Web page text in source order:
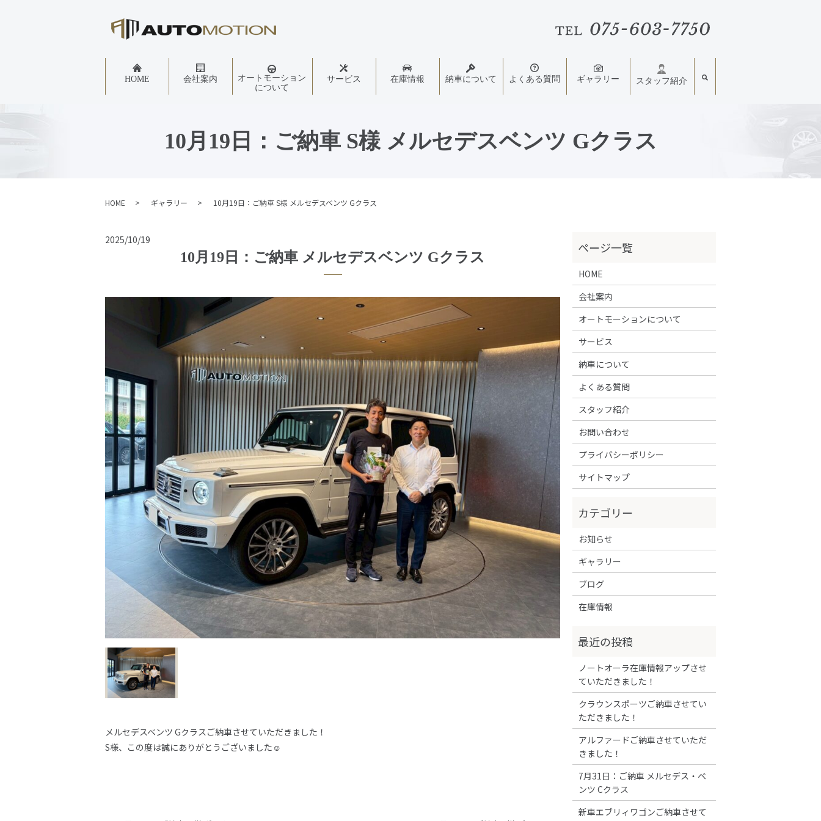
HOME 会社案内
オートモーション
について
サービス 在庫情報 納車について よくある質問 ギャラリー スタッフ紹介
10月19日：ご納車 S様 メルセデスベンツ Gクラス
HOME ギャラリー 10月19日：ご納車 S様 メルセデスベンツ Gクラス
2025/10/19
10月19日：ご納車 メルセデスベンツ Gクラス
メルセデスベンツ Gクラスご納車させていただきました！
S様、この度は誠にありがとうございました☺
HOME
会社案内
オートモーションについて
サービス
納車について
よくある質問
スタッフ紹介
お問い合わせ
プライバシーポリシー
サイトマップ
お知らせ
ギャラリー
ブログ
在庫情報
ノートオーラ在庫情報アップさせ
ていただきました！
クラウンスポーツご納車させてい
ただきました！
アルファードご納車させていただ
きました！
7月31日：ご納車 メルセデス・ベ
ンツ Cクラス
新車エブリィワゴンご納車させて